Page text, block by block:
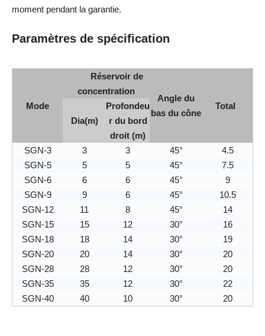
moment pendant la garantie.
Paramètres de spécification
Mode
Réservoir de
concentration
Angle du
bas du cône
Total
Dia(m)
Profondeu
r du bord
droit (m)
SGN-3
3 3 45°
4.5
SGN-5
5 5 45°
7.5
SGN-6
6 6 45°
9
SGN-9
9 6 45°
10.5
SGN-12
11 8 45°
14
SGN-15
15 12 30°
16
SGN-18
18 14 30°
19
SGN-20
20 14 30°
20
SGN-28
28 12 30°
20
SGN-35
35 12 30°
22
SGN-40
40 10 30° 20